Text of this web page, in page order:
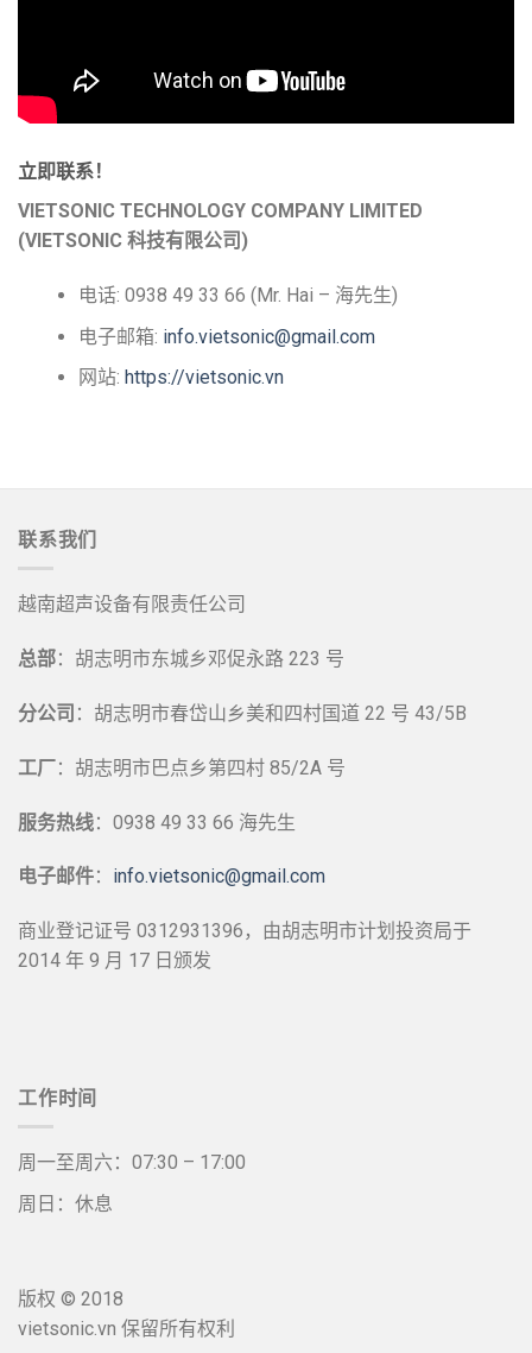
立即联系！
VIETSONIC TECHNOLOGY COMPANY LIMITED
(VIETSONIC 科技有限公司)
电话: 0938 49 33 66 (Mr. Hai – 海先生)
电子邮箱: info.vietsonic@gmail.com
网站: https://vietsonic.vn
联系我们
越南超声设备有限责任公司
总部：胡志明市东城乡邓促永路 223 号
分公司 ：胡志明市春岱山乡美和四村国道 22 号 43/5B
工厂：胡志明市巴点乡第四村 85/2A 号
服务热线：0938 49 33 66 海先生
电子邮件： info.vietsonic@gmail.com
商业登记证号 0312931396，由胡志明市计划投资局于
2014 年 9 月 17 日颁发
工作时间
周一至周六：07:30 – 17:00
周日：休息
版权 © 2018
vietsonic.vn 保留所有权利